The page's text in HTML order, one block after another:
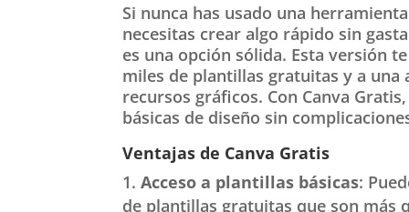
Si nunca has usado una
necesitas crear algo rápido sin
es una opción sólida. Esta versión
miles de plantillas gratuitas y a una
recursos gráficos. Con Canva
básicas de diseño sin
Ventajas de Canva Gratis
Acceso a plantillas básicas:
de plantillas gratuitas que son más